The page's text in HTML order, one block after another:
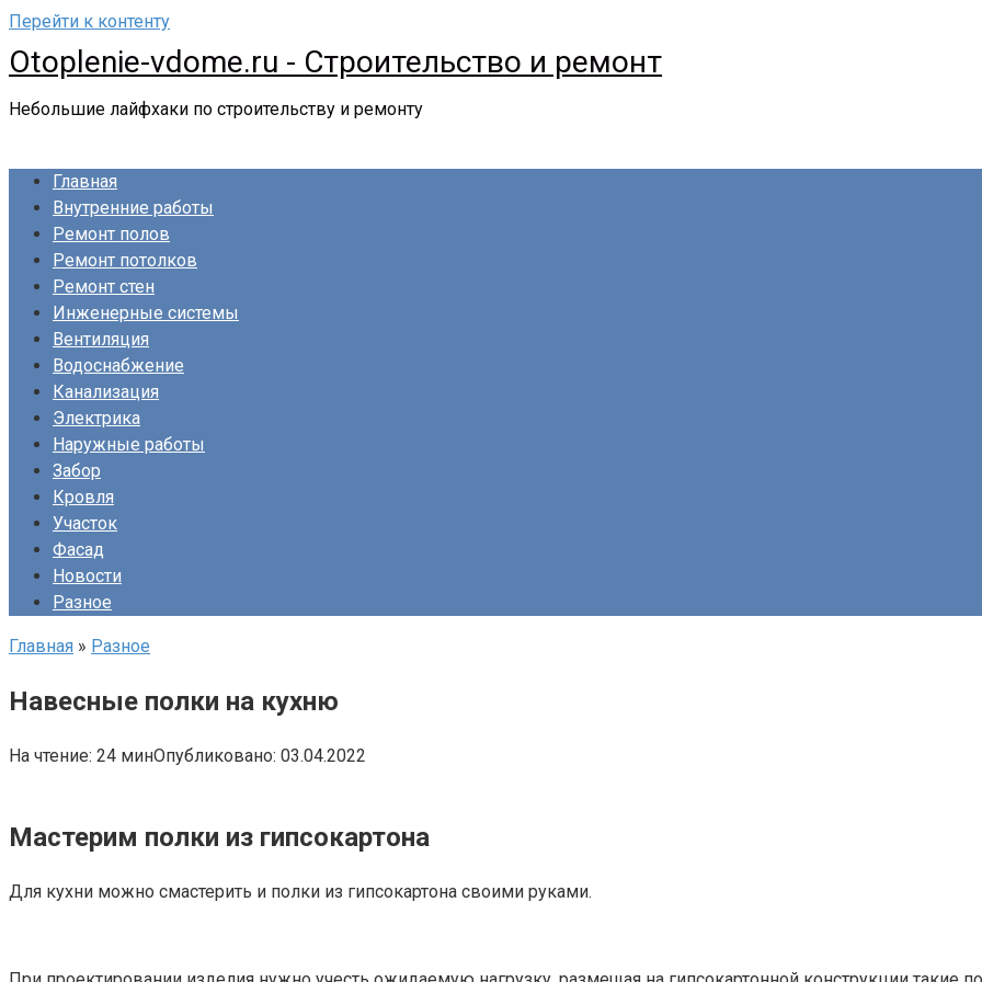
Перейти к контенту
Otoplenie-vdome.ru - Строительство и ремонт
Небольшие лайфхаки по строительству и ремонту
Главная
Внутренние работы
Ремонт полов
Ремонт потолков
Ремонт стен
Инженерные системы
Вентиляция
Водоснабжение
Канализация
Электрика
Наружные работы
Забор
Кровля
Участок
Фасад
Новости
Разное
Главная » Разное
Навесные полки на кухню
На чтение: 24 минОпубликовано: 03.04.2022
Мастерим полки из гипсокартона
Для кухни можно смастерить и полки из гипсокартона своими руками.